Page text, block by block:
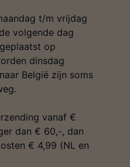
t/m vrijdag
volgende dag
op
dinsdag
België zijn soms
vanaf €
dan € 60,-, dan
€ 4,99 (NL en